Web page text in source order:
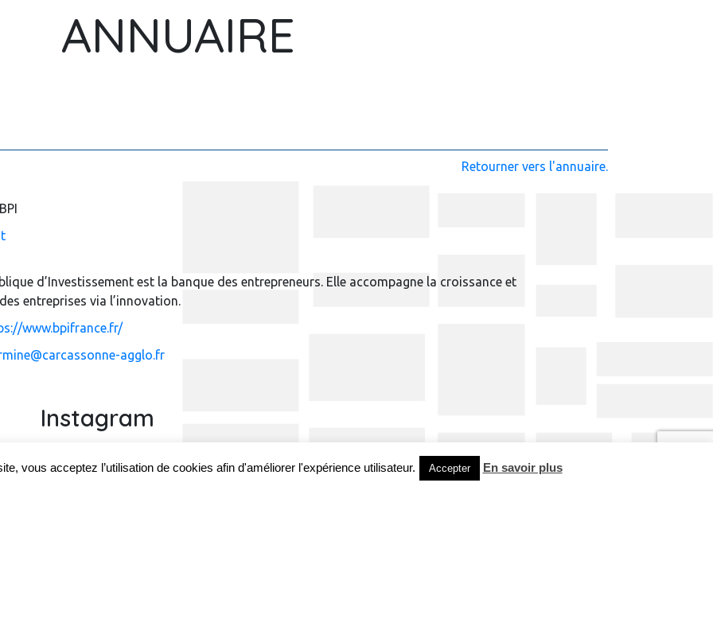
ANNUAIRE
Retourner vers l'annuaire.
BPI
d’Investissement est la banque des entrepreneurs. Elle accompagne la croissance et
entreprises via l’innovation.
www.bpifrance.fr/
agglo.fr
Instagram
vous acceptez l’utilisation de cookies afin d'améliorer l'expérience utilisateur. Accepter En savoir plus